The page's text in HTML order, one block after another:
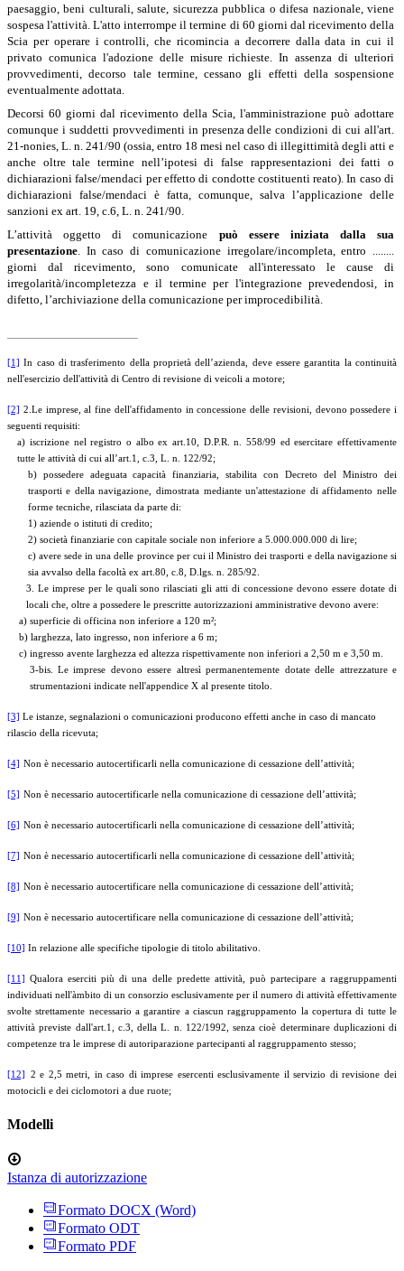
paesaggio, beni culturali, salute, sicurezza pubblica o difesa nazionale, viene
sospesa l'attività. L'atto interrompe il termine di 60 giorni dal ricevimento della
Scia per operare i controlli, che ricomincia a decorrere dalla data in cui il
privato comunica l'adozione delle misure richieste. In assenza di ulteriori
provvedimenti, decorso tale termine, cessano gli effetti della sospensione
eventualmente adottata.
Decorsi 60 giorni dal ricevimento della Scia, l'amministrazione può adottare
comunque i suddetti provvedimenti in presenza delle condizioni di cui all'art.
21-nonies, L. n. 241/90 (ossia, entro 18 mesi nel caso di illegittimità degli atti e
anche oltre tale termine nell’ipotesi di false rappresentazioni dei fatti o
dichiarazioni false/mendaci per effetto di condotte costituenti reato). In caso di
dichiarazioni false/mendaci è fatta, comunque, salva l’applicazione delle
sanzioni ex art. 19, c.6, L. n. 241/90.
L’attività oggetto di comunicazione può essere iniziata dalla sua
presentazione . In caso di comunicazione irregolare/incompleta, entro ........
giorni dal ricevimento, sono comunicate all'interessato le cause di
irregolarità/incompletezza e il termine per l'integrazione prevedendosi, in
difetto, l’archiviazione della comunicazione per improcedibilità.
[1] In caso di trasferimento della proprietà dell’azienda, deve essere garantita la continuità
nell'esercizio dell'attività di Centro di revisione di veicoli a motore;
[2] 2. Le imprese, al fine dell'affidamento in concessione delle revisioni, devono possedere i
seguenti requisiti:
a) iscrizione nel registro o albo ex art.10, D.P.R. n. 558/99 ed esercitare effettivamente
tutte le attività di cui all’art.1, c.3, L. n. 122/92;
b) possedere adeguata capacità finanziaria, stabilita con Decreto del Ministro dei
trasporti e della navigazione, dimostrata mediante un'attestazione di affidamento nelle
forme tecniche, rilasciata da parte di:
1) aziende o istituti di credito;
2) società finanziarie con capitale sociale non inferiore a 5.000.000.000 di lire;
c) avere sede in una delle province per cui il Ministro dei trasporti e della navigazione si
sia avvalso della facoltà ex art.80, c.8, D.lgs. n. 285/92.
3. Le imprese per le quali sono rilasciati gli atti di concessione devono essere dotate di
locali che, oltre a possedere le prescritte autorizzazioni amministrative devono avere:
a) superficie di officina non inferiore a 120 m²;
b) larghezza, lato ingresso, non inferiore a 6 m;
c) ingresso avente larghezza ed altezza rispettivamente non inferiori a 2,50 m e 3,50 m.
3-bis. Le imprese devono essere altresì permanentemente dotate delle attrezzature e
strumentazioni indicate nell'appendice X al presente titolo.
[3] Le istanze, segnalazioni o comunicazioni producono effetti anche in caso di mancato
rilascio della ricevuta;
[4] Non è necessario autocertificarli nella comunicazione di cessazione dell’attività;
[5] Non è necessario autocertificarle nella comunicazione di cessazione dell’attività;
[6] Non è necessario autocertificarli nella comunicazione di cessazione dell’attività;
[7] Non è necessario autocertificarli nella comunicazione di cessazione dell’attività;
[8] Non è necessario autocertificare nella comunicazione di cessazione dell’attività;
[9] Non è necessario autocertificare nella comunicazione di cessazione dell’attività;
[10] In relazione alle specifiche tipologie di titolo abilitativo.
[11]
Qualora eserciti più di una delle predette attività, può partecipare a raggruppamenti
individuati nell'àmbito di un consorzio esclusivamente per il numero di attività effettivamente
svolte strettamente necessario a garantire a ciascun raggruppamento la copertura di tutte le
attività previste dall'art.1, c.3, della L. n. 122/1992, senza cioè determinare duplicazioni di
competenze tra le imprese di autoriparazione partecipanti al raggruppamento stesso;
[12]
2 e 2,5 metri, in caso di imprese esercenti esclusivamente il servizio di revisione dei
motocicli e dei ciclomotori a due ruote;
Modelli
Istanza di autorizzazione
Formato DOCX (Word)
Formato ODT
Formato PDF